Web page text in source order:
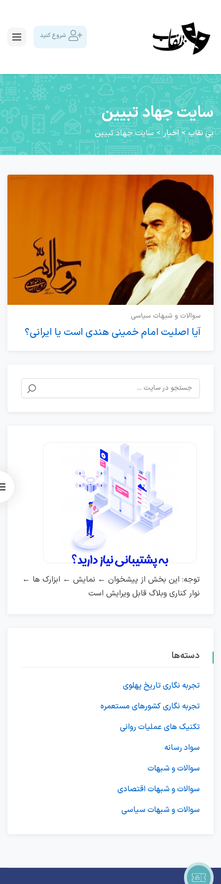
شروع کنید
سایت جهاد تبیین
بی نقاب>اخبار>سایت جهاد تبیین
سوالات و شبهات سیاسی
آیا اصلیت امام خمینی هندی است یا ایرانی؟
جستجو
برای:
توجه: این بخش از پیشخوان ← نمایش ← ابزارک ها ←
نوار کناری وبلاگ قابل ویرایش است
دسته‌ها
تجربه نگاری تاریخ پهلوی
تجربه نگاری کشورهای مستعمره
تکنیک های عملیات روانی
سواد رسانه
سوالات و شبهات
سوالات و شبهات اقتصادی
سوالات و شبهات سیاسی